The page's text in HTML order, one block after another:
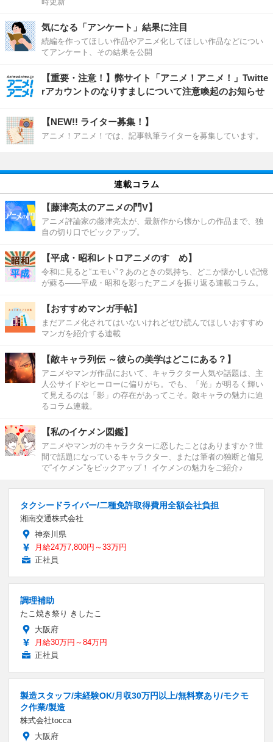
気になる「アンケート」結果に注目
続編を作ってほしい作品やアニメ化してほしい作品などについ
てアンケート、その結果を公開
【重要・注意！】弊サイト「アニメ！アニメ！」Twitte
rアカウントのなりすましについて注意喚起のお知らせ
【NEW!! ライター募集！】
アニメ！アニメ！では、記事執筆ライターを募集しています。
連載コラム
【藤津亮太のアニメの門V】
アニメ評論家の藤津亮太が、最新作から懐かしの作品まで、独
自の切り口でピックアップ。
【平成・昭和レトロアニメのすゝめ】
令和に見ると“エモい”？あのときの気持ち、どこか懐かしい記憶
が蘇る――平成・昭和を彩ったアニメを振り返る連載コラム。
【おすすめマンガ手帖】
まだアニメ化されてはいないけれどぜひ読んでほしいおすすめ
マンガを紹介する連載
【敵キャラ列伝 ～彼らの美学はどこにある？】
アニメやマンガ作品において、キャラクター人気や話題は、主
人公サイドやヒーローに偏りがち。でも、「光」が明るく輝い
て見えるのは「影」の存在があってこそ。敵キャラの魅力に迫
るコラム連載。
【私のイケメン図鑑】
アニメやマンガのキャラクターに恋したことはありますか？世
間で話題になっているキャラクター、または筆者の独断と偏見
で“イケメン”をピックアップ！ イケメンの魅力をご紹介♪
タクシードライバー/二種免許取得費用全額会社負担
湘南交通株式会社
神奈川県
月給24万7,800円～33万円
正社員
調理補助
たこ焼き祭り きしたこ
大阪府
月給30万円～84万円
正社員
製造スタッフ/未経験OK/月収30万円以上/無料寮あり/モクモ
ク作業/製造
株式会社tocca
大阪府